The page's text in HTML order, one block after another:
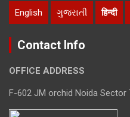
English ગુજરાતી हिन्दी
Contact Info
OFFICE ADDRESS
F-602 JM orchid Noida Sector